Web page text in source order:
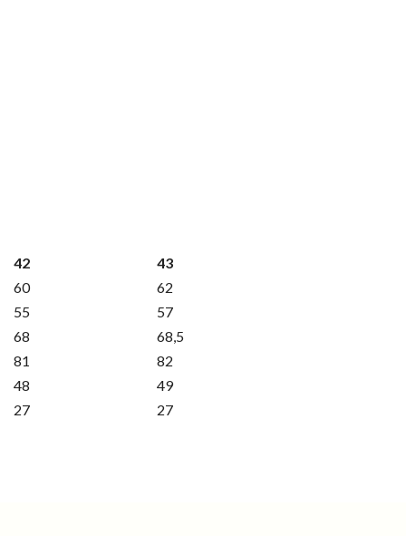
42
43
60
62
55
57
68
68,5
81
82
48
49
27 27